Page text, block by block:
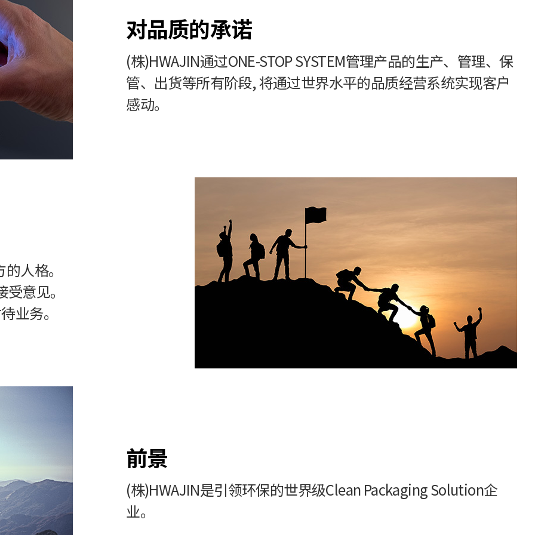
对品质的承诺
(株)HWAJIN通过ONE-STOP SYSTEM管理产品的生产、管理、保
管、出货等所有阶段, 将通过世界水平的品质经营系统实现客户
感动。
人格。
意见。
业务。
前景
(株)HWAJIN是引领环保的世界级Clean Packaging Solution企
业。